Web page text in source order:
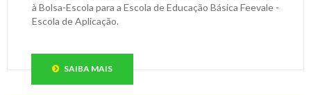
à Bolsa-Escola para a Escola de Educação Básica Feevale -
Escola de Aplicação.
SAIBA MAIS